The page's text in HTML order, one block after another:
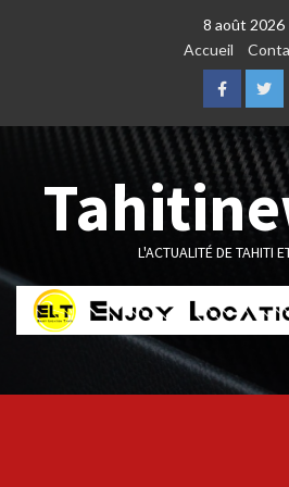
8 août 2026
Accueil
Facebook
L'ACTUALITÉ DE TAHITI